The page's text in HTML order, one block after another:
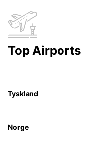
Top Airports
Tyskland
Norge